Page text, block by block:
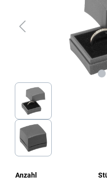
Anzahl